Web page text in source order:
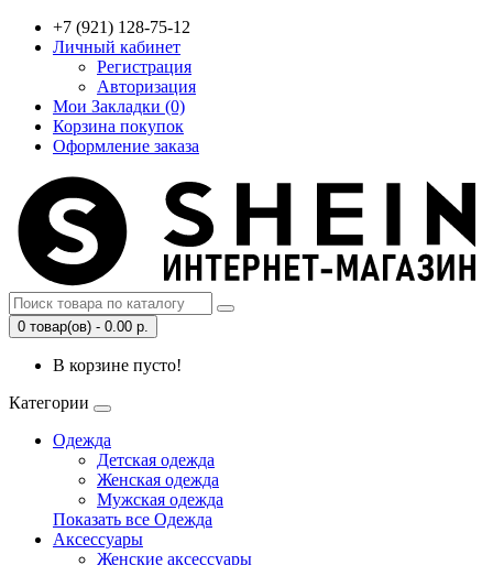
+7 (921) 128-75-12
Личный кабинет
Регистрация
Авторизация
Мои Закладки (0)
Корзина покупок
Оформление заказа
0 товар(ов) - 0.00 р.
В корзине пусто!
Категории
Одежда
Детская одежда
Женская одежда
Мужская одежда
Показать все Одежда
Аксессуары
Женские аксессуары